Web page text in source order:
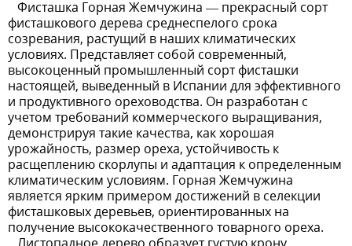
Фисташка Горная Жемчужина — прекрасный сорт
фисташкового дерева среднеспелого срока
созревания, растущий в наших климатических
условиях. Представляет собой современный,
высокоценный промышленный сорт фисташки
настоящей, выведенный в Испании для эффективного
и продуктивного ореховодства. Он разработан с
учетом требований коммерческого выращивания,
демонстрируя такие качества, как хорошая
урожайность, размер ореха, устойчивость к
расщеплению скорлупы и адаптация к определенным
климатическим условиям. Горная Жемчужина
является ярким примером достижений в селекции
фисташковых деревьев, ориентированных на
получение высококачественного товарного ореха.